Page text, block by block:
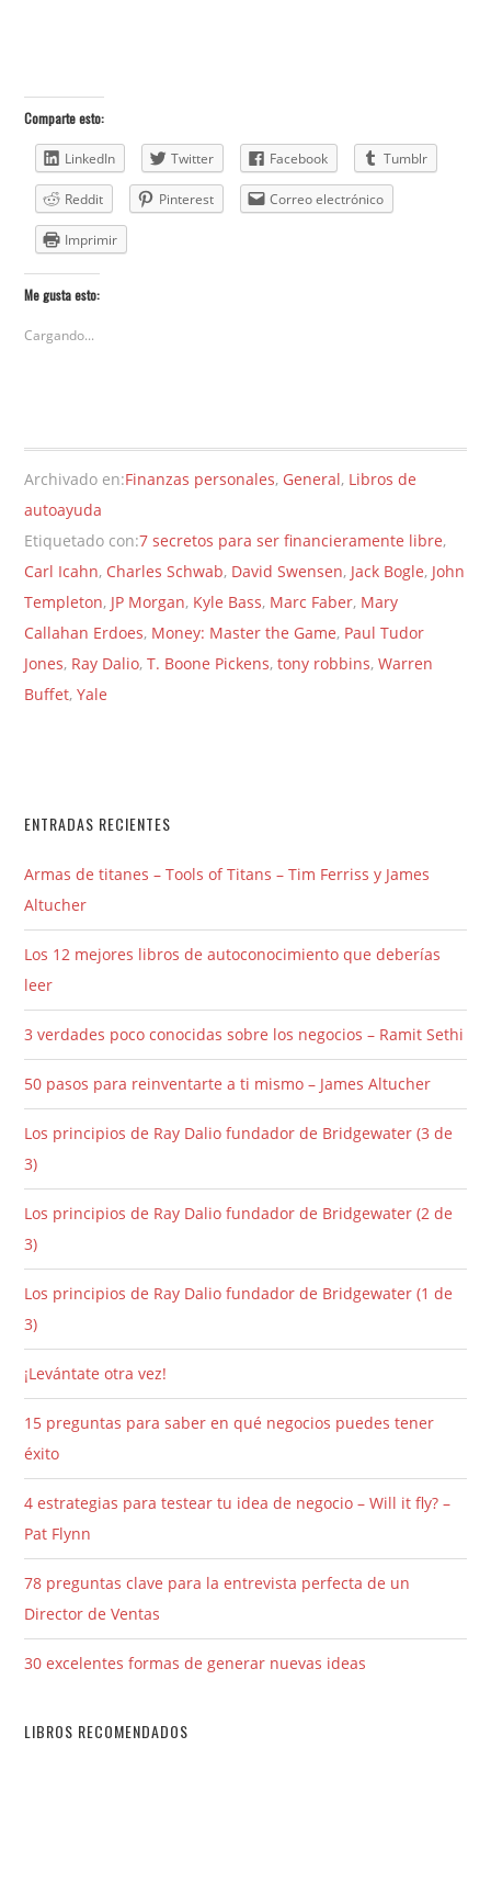
Comparte esto:
LinkedIn Twitter Facebook Tumblr
Reddit Pinterest Correo electrónico
Imprimir
Me gusta esto:
Cargando...
Archivado en:Finanzas personales, General, Libros de
autoayuda
Etiquetado con:7 secretos para ser financieramente libre,
Carl Icahn, Charles Schwab, David Swensen, Jack Bogle, John
Templeton, JP Morgan, Kyle Bass, Marc Faber, Mary
Callahan Erdoes, Money: Master the Game, Paul Tudor
Jones, Ray Dalio,T. Boone Pickens,tony robbins,Warren
Buffet,Yale
ENTRADAS RECIENTES
Armas de titanes – Tools of Titans – Tim Ferriss y James
Altucher
Los 12 mejores libros de autoconocimiento que deberías
leer
3 verdades poco conocidas sobre los negocios – Ramit Sethi
50 pasos para reinventarte a ti mismo – James Altucher
Los principios de Ray Dalio fundador de Bridgewater (3 de
3)
Los principios de Ray Dalio fundador de Bridgewater (2 de
3)
Los principios de Ray Dalio fundador de Bridgewater (1 de
3)
¡Levántate otra vez!
15 preguntas para saber en qué negocios puedes tener
éxito
4 estrategias para testear tu idea de negocio – Will it fly? –
Pat Flynn
78 preguntas clave para la entrevista perfecta de un
Director de Ventas
30 excelentes formas de generar nuevas ideas
LIBROS RECOMENDADOS